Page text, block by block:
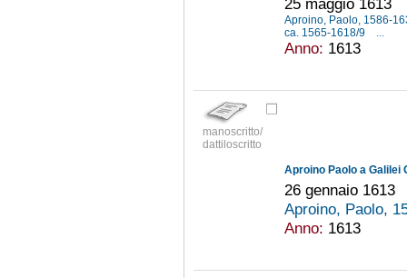
25 maggio 1613
Aproino, Paolo, 1586-
ca. 1565-1618/9
...
Anno: 1613
manoscritto/
dattiloscritto
Aproino Paolo a Galilei
26 gennaio 1613
Aproino, Paolo,
Anno: 1613